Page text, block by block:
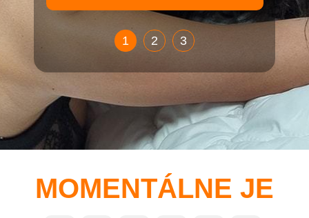
1 2 3
MOMENTÁLNE JE